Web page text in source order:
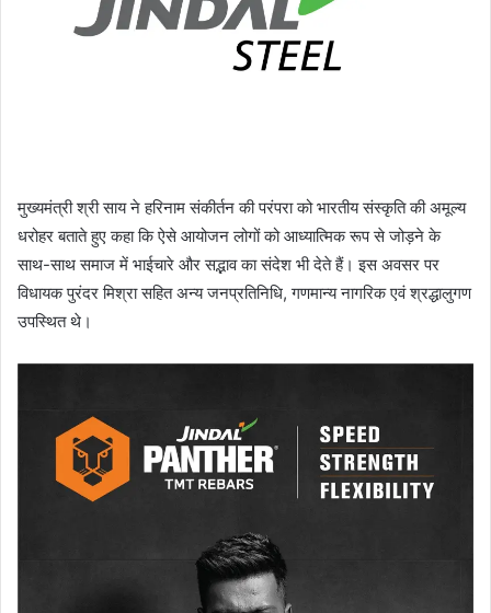
मुख्यमंत्री श्री साय ने हरिनाम संकीर्तन की परंपरा को भारतीय संस्कृति की अमूल्य
धरोहर बताते हुए कहा कि ऐसे आयोजन लोगों को आध्यात्मिक रूप से जोड़ने के
साथ-साथ समाज में भाईचारे और सद्भाव का संदेश भी देते हैं। इस अवसर पर
विधायक पुरंदर मिश्रा सहित अन्य जनप्रतिनिधि, गणमान्य नागरिक एवं श्रद्धालुगण
उपस्थित थे।